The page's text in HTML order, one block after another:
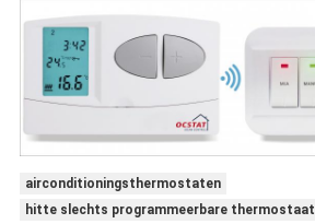
airconditioningsthermostaten
hitte slechts programmeerbare thermostaat